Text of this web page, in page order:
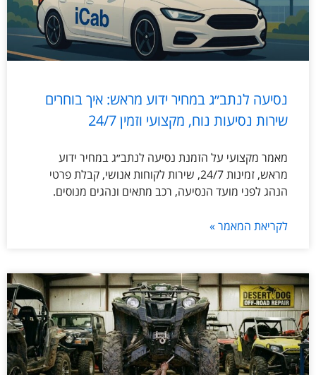
נסיעה לנתב״ג במחיר ידוע מראש: איך בוחרים
שירות נסיעות נוח, מקצועי וזמין 24/7
מאמר מקצועי על הזמנת נסיעה לנתב״ג במחיר ידוע
מראש, זמינות 24/7, שירות לקוחות אנושי, קבלת פרטי
הנהג לפני מועד הנסיעה, רכב מתאים ונהגים מנוסים.
לקריאת המאמר »